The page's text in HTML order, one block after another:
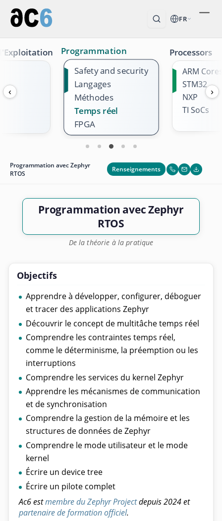
FR
‹
Programmation
Safety and security
Langages
Méthodes
Temps réel
FPGA
Processors
ARM
STM32
NXP
TI SoCs
›
Programmation avec Zephyr
RTOS
Renseignements
Programmation avec Zephyr
RTOS
De la théorie à la pratique
Objectifs
Apprendre à développer, configurer, déboguer
et tracer des applications Zephyr
Découvrir le concept de multitâche temps réel
Comprendre les contraintes temps réel,
comme le déterminisme, la préemption ou les
interruptions
Comprendre les services du kernel Zephyr
Apprendre les mécanismes de communication
et de synchronisation
Comprendre la gestion de la mémoire et les
structures de données de Zephyr
Comprendre le mode utilisateur et le mode
kernel
Écrire un device tree
Écrire un pilote complet
Ac6 estmembre du Zephyr Projectdepuis 2024 et
partenaire de formation officiel.